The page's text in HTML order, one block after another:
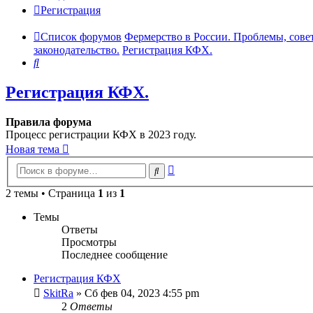
Регистрация
Список форумов Фермерство в России. Проблемы,
законодательство. Регистрация КФХ.
Поиск
Регистрация КФХ.
Правила форума
Процесс регистрации КФХ в 2023 году.
Новая тема
Поиск
2 темы • Страница 1 из 1
Темы
Ответы
Просмотры
Последнее сообщение
Регистрация КФХ
SkitRa » Сб фев 04, 2023 4:55 pm
2 Ответы